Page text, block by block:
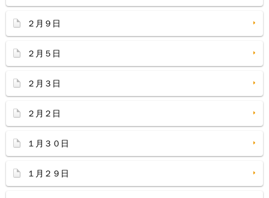
２月９日
２月５日
２月３日
２月２日
１月３０日
１月２９日